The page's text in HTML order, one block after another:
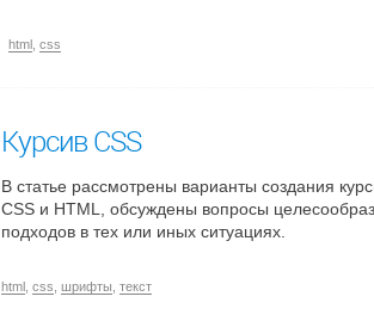
html css
Курсив CSS
В статье рассмотрены варианты создания
CSS и HTML, обсуждены вопросы
подходов в тех или иных ситуациях.
html css шрифты текст